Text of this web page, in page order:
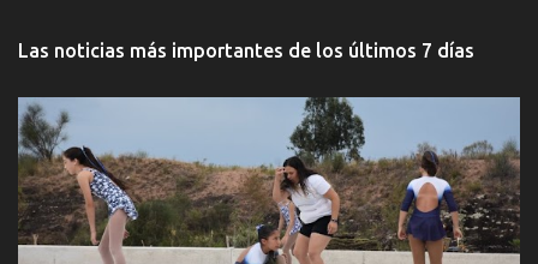
Las noticias más importantes de los últimos 7 días